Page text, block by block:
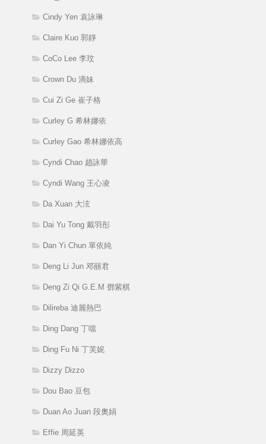
Cindy Yen 袁詠琳
Claire Kuo 郭靜
CoCo Lee 李玟
Crown Du 滴妹
Cui Zi Ge 崔子格
Curley G 希林娜依
Curley Gao 希林娜依高
Cyndi Chao 趙詠華
Cyndi Wang 王心凌
Da Xuan 大泫
Dai Yu Tong 戴羽彤
Dan Yi Chun 單依純
Deng Li Jun 邓丽君
Deng Zi Qi G.E.M 鄧紫棋
Dilireba 迪麗熱巴
Ding Dang 丁噹
Ding Fu Ni 丁芙妮
Dizzy Dizzo
Dou Bao 豆包
Duan Ao Juan 段奧娟
Effie 周延英